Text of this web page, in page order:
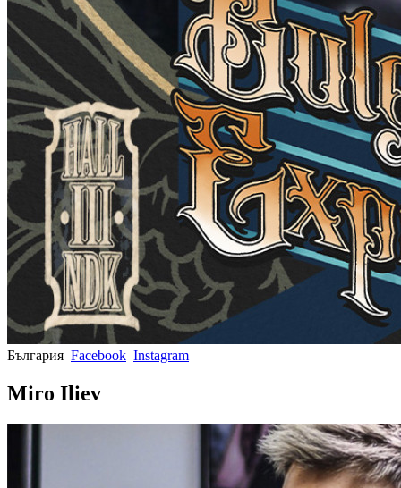
България Facebook Instagram
Miro Iliev